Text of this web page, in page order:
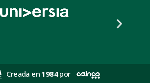
Creada en 1984por